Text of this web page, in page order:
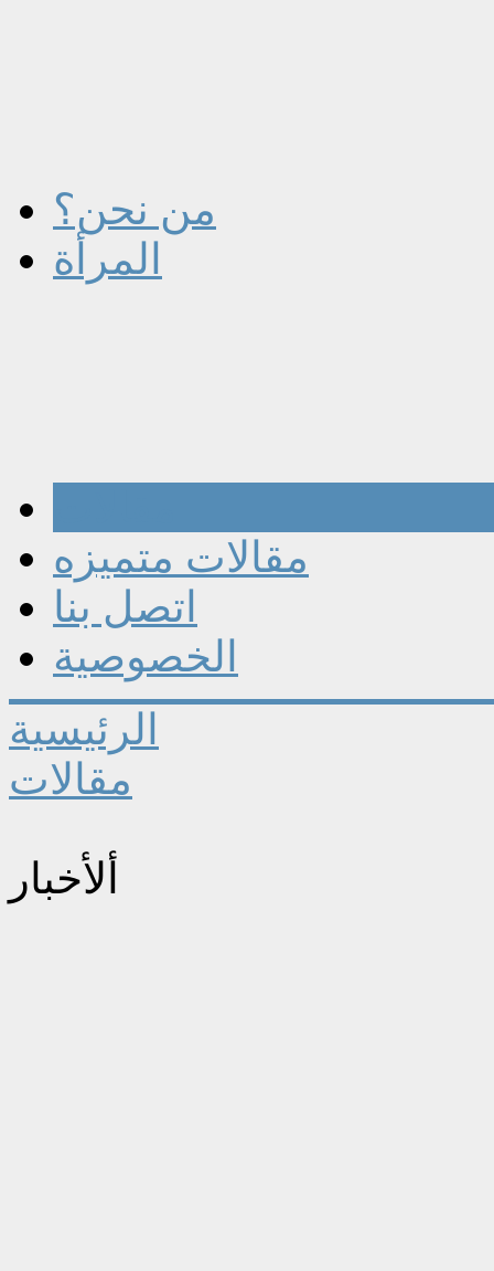
من نحن؟
المرأة
مقالات متميزه
اتصل بنا
الخصوصية
الرئيسية
مقالات
ألأخبار